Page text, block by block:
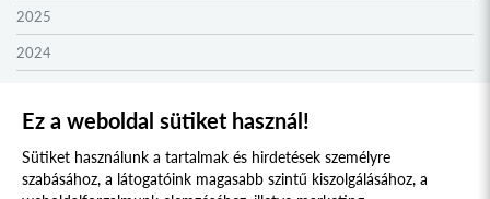
MOLDVAI CSÁNGÓ KOLLÉGIUM
HEGYKÖZ KOLLÉGIUM
NYUGAT-BÁCSKA KOLLÉGIUM
MURAVIDÉK KOLLÉGIUM
BEREGI KOLLÉGIUM
2025
2024
2022
2021
Ez a weboldal sütiket használ!
Sütiket használunk a tartalmak és hirdetések személyre
szabásához, a látogatóink magasabb szintű kiszolgálásához, a